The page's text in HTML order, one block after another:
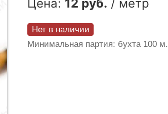
Цена: 12 руб. / метр
Нет в наличии
Минимальная партия: бухта 100 м.